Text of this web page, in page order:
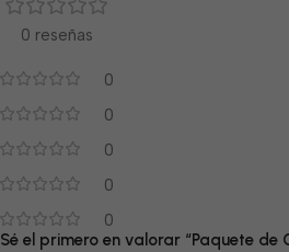
0 reseñas
0
0
0
0
0
Sé el primero en valorar “Paquete de